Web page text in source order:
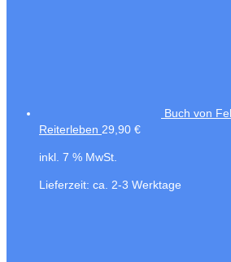
Buch von
Reiterleben 29,90 €
inkl. 7 % MwSt.
Lieferzeit: ca. 2-3 Werktage